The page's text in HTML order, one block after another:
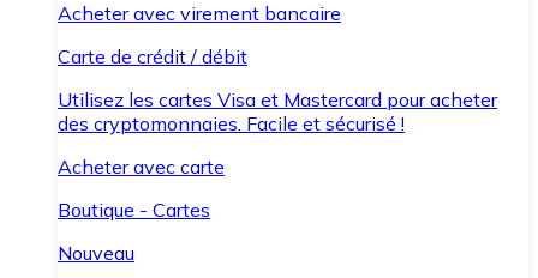
Acheter avec virement bancaire
Carte de crédit / débit
Utilisez les cartes Visa et Mastercard pour acheter
des cryptomonnaies. Facile et sécurisé !
Acheter avec carte
Boutique - Cartes
Nouveau